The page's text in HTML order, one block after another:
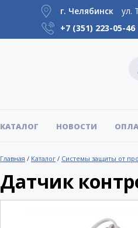
г. Челябинск
ул.
+7 (351) 223-05-46
КАТАЛОГ НОВОСТИ
Главная / Каталог / Системы защиты от
Датчик